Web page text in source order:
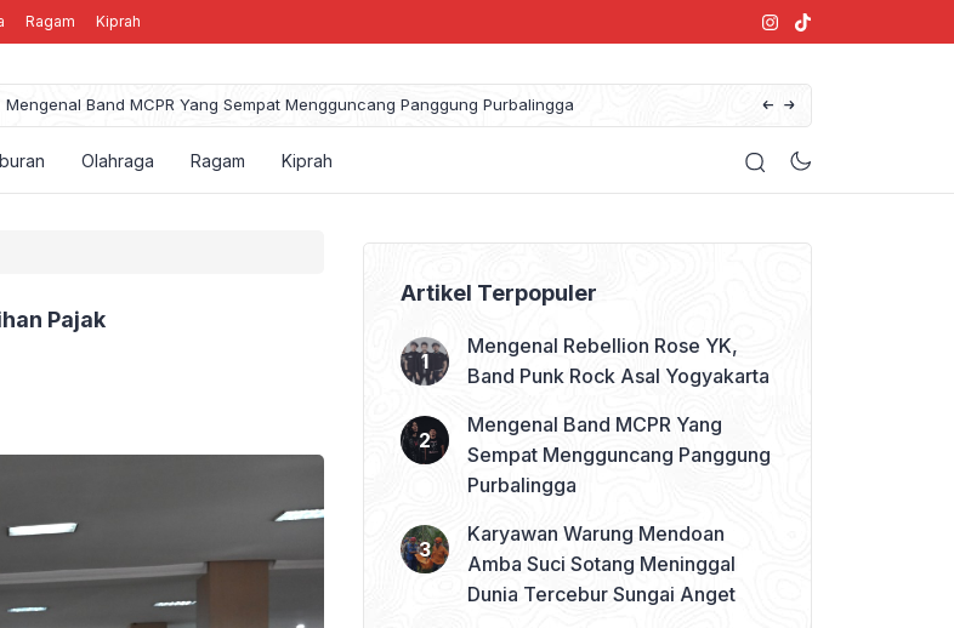
Ragam Kiprah
Mengenal Band MCPR Yang Sempat Mengguncang Panggung Purbalingga
Olahraga Ragam Kiprah
Pajak
Artikel Terpopuler
Mengenal Rebellion Rose YK,
Band Punk Rock Asal Yogyakarta
Mengenal Band MCPR Yang
Sempat Mengguncang Panggung
Purbalingga
Karyawan Warung Mendoan
Amba Suci Sotang Meninggal
Dunia Tercebur Sungai Anget